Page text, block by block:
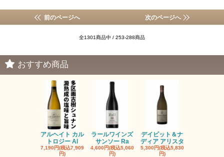
前のページへ 次のページへ
全1301商品中 / 253-288商品
おすすめ商品
アルヘイト カル
トロジー Al
7,190円(税込7,909
円)
ラールワインズ
サンソー Ra
4,600円(税込5,060
円)
デイビット＆ナ
ディア アリスタ
5,300円(税込5,830
円)